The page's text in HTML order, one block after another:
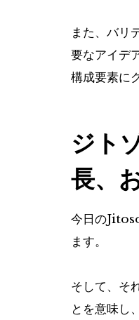
また、バリ
要なアイデ
構成要素に
ジト
長、
今日の
ます。
そして、そ
とを意味し